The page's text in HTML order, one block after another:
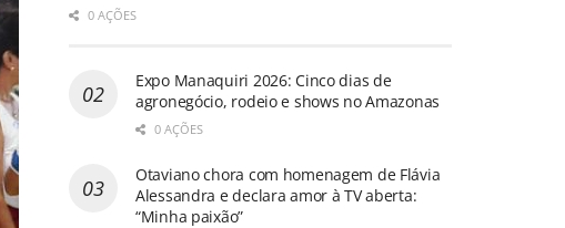
0 AÇÕES
Expo Manaquiri 2026: Cinco dias de
agronegócio, rodeio e shows no Amazonas
0 AÇÕES
Otaviano chora com homenagem de Flávia
Alessandra e declara amor à TV aberta:
“Minha paixão”